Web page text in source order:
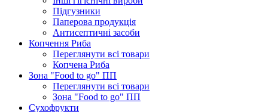
Підгузники
Паперова продукція
Антисептичні засоби
Копчення Риба
Переглянути всі товари
Копчена Риба
Зона "Food to go" ПП
Переглянути всі товари
Зона "Food to go" ПП
Сухофрукти